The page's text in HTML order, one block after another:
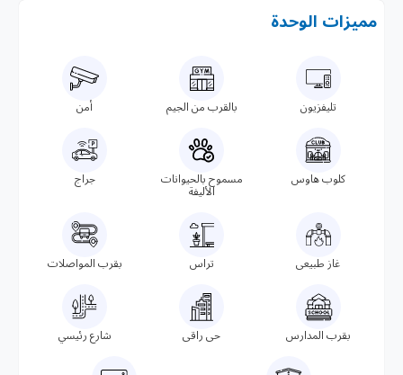
مميزات الوحدة
تليفزيون بالقرب من الجيم أمن
كلوب هاوس
مسموح بالحيوانات
الأليفة
جراج
غاز طبيعى تراس بقرب المواصلات
بقرب المدارس حى راقى شارع رئيسي